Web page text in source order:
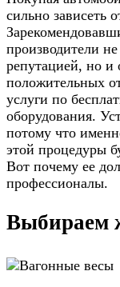
сильно зависеть
производители
репутацией, но и
положительных
услуги по
оборудования.
потому что
этой процедуры
Вот почему ее
профессионалы.
Выбираем